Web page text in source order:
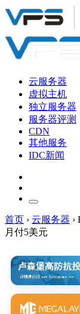
云服务器
虚拟主机
独立服务器
服务器评测
CDN
其他服务
IDC新闻
首页 › 云服务器 ›
月付5美元